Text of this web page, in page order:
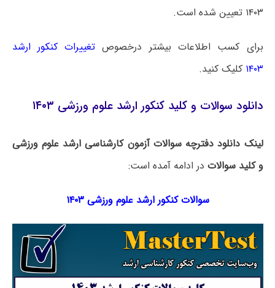
۱۴۰۳ تعیین شده است.
برای کسب اطلاعات بیشتر درخصوص تغییرات کنکور ارشد
۱۴۰۳ کلیک کنید.
دانلود سوالات و کلید کنکور ارشد علوم ورزشی ۱۴۰۳
لینک دانلود دفترچه سوالات آزمون کارشناسی ارشد علوم ورزشی
و کلید سوالات در ادامه آمده است:
سوالات کنکور ارشد علوم ورزشی ۱۴۰۳